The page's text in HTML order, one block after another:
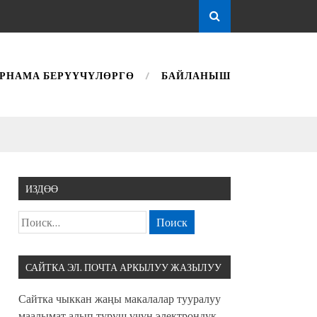
БЕРҮҮЧҮЛӨРГӨ БАЙЛАНЫШ
ИЗДӨӨ
САЙТКА ЭЛ. ПОЧТА АРКЫЛУУ ЖАЗЫЛУУ
Сайтка чыккан жаңы макалалар тууралуу